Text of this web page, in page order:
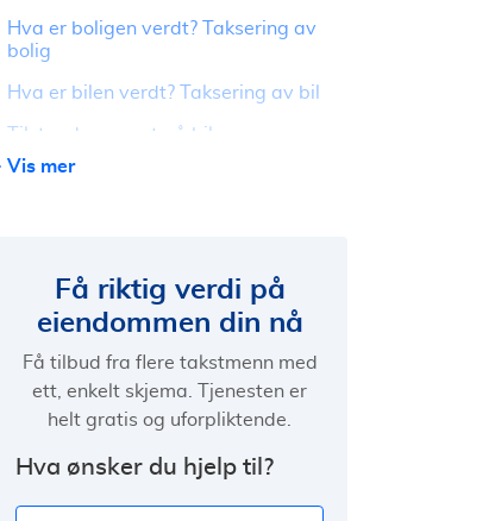
Hva er boligen verdt? Taksering av
bolig
Hva er bilen verdt? Taksering av bil
Tilstandsrapport på bil
Hva er båten verdt? Taksering av båt
Vis mer
Få riktig verdi på
eiendommen din nå
Få tilbud fra flere takstmenn med
ett, enkelt skjema. Tjenesten er
helt gratis og uforpliktende.
Hva ønsker du hjelp til?